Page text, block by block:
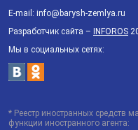
E-mail: info@barysh-zemlya.ru
Разработчик сайта – INFOROS
Мы в социальных сетях:
* Реестр иностранных
функции иностранного агента: